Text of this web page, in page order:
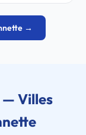
→
— Villes